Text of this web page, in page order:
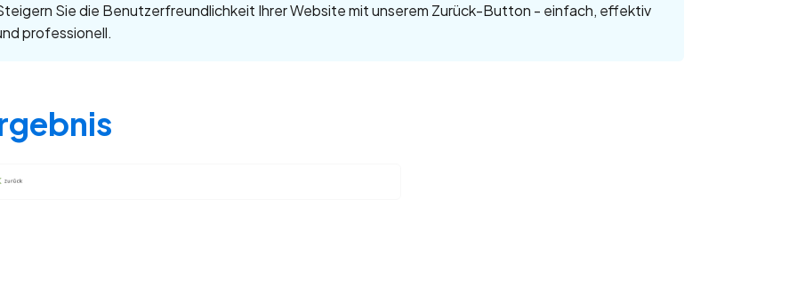
Sie die Benutzerfreundlichkeit Ihrer Website mit unserem Zurück-Button - einfach, effektiv
professionell.